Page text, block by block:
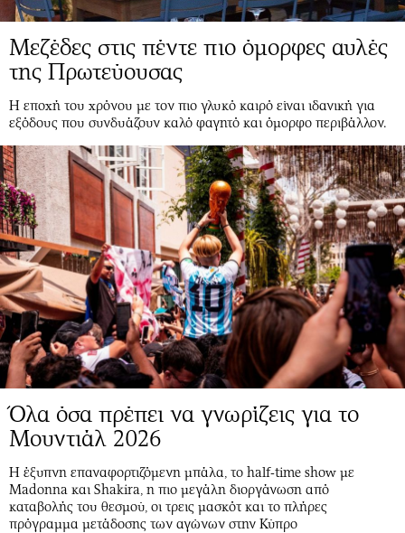
Μεζέδες στις πέντε πιο όμορφες αυλές
της Πρωτεύουσας
Η εποχή του χρόνου με τον πιο γλυκό καιρό είναι ιδανική για
εξόδους που συνδυάζουν καλό φαγητό και όμορφο περιβάλλον.
Όλα όσα πρέπει να γνωρίζεις για το
Μουντιάλ 2026
Η έξυπνη επαναφορτιζόμενη μπάλα, το half-time show με
Madonna και Shakira, η πιο μεγάλη διοργάνωση από
καταβολής του θεσμού, οι τρεις μασκότ και το πλήρες
πρόγραμμα μετάδοσης των αγώνων στην Κύπρο